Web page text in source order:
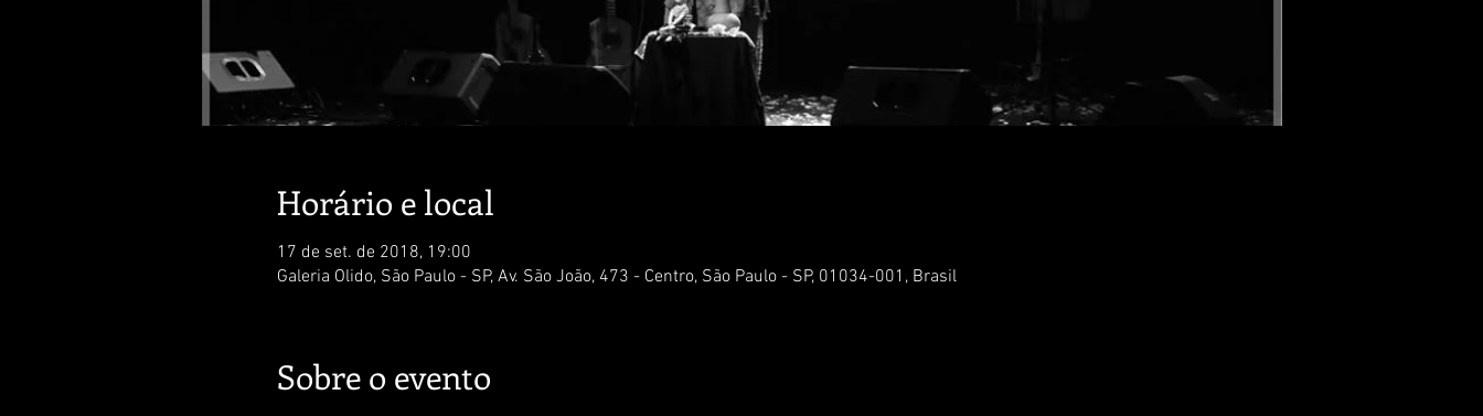
Horário e local
17 de set. de 2018, 19:00
Galeria Olido, São Paulo - SP, Av. São João, 473 - Centro, São Paulo - SP, 01034-001, Brasil
Sobre o evento